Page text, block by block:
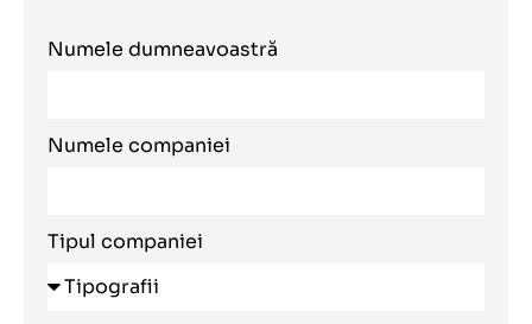
Numele dumneavoastră
Numele companiei
Tipul companiei